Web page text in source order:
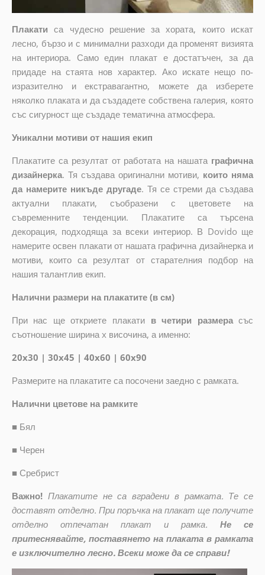
Плакати са чудесно решение за хората, които искат
лесно, бързо и с минимални разходи да променят визията
на интериора. Само един плакат е достатъчен, за да
придаде на стаята нов характер. Ако искате нещо по-
изразително и екстравагантно, можете да изберете
няколко плаката и да създадете собствена галерия, която
със сигурност ще създаде тематична атмосфера.
Уникални мотиви от нашия екип
Плакатите са резултат от работата на нашата графична
дизайнерка. Тя създава оригинални мотиви, които няма
да намерите никъде другаде. Тя се стреми да създава
актуални плакати, съобразени с цветовете на
съвременните тенденции. Плакатите са търсена
декорация, подходяща за всеки интериор. В Dovido ще
намерите освен плакати от нашата графична дизайнерка и
мотиви, които са резултат от старателния подбор на
нашия талантлив екип.
Налични размери на плакатите (в см)
При нас ще откриете плакати в четири размера със
съотношение ширина x височина, а именно:
20x30 | 30x45 | 40x60 | 60x90
Размерите на плакатите са посочени заедно с рамката.
Налични цветове на рамките
■ Бял
■ Черен
■ Сребрист
Важно! Плакатите не са вградени в рамката. Те се
доставят отделно. При поръчка на плакат ще получите
отделно отпечатан плакат и рамка.
Не се
притеснявайте, поставянето на плаката в рамката
е изключително лесно. Всеки може да се справи!